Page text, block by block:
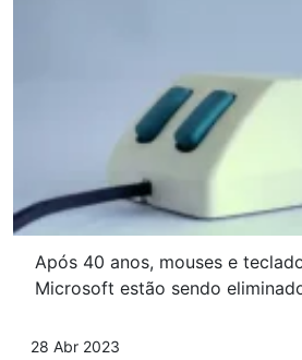
Após 40 anos, mouses e
Microsoft estão sendo
28 Abr 2023